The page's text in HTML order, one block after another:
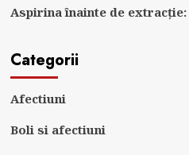
Aspirina înainte de
Categorii
Afectiuni
Boli si afectiuni